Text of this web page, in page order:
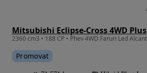
Mitsubishi Eclipse-Cross 4WD Plus
Promovat